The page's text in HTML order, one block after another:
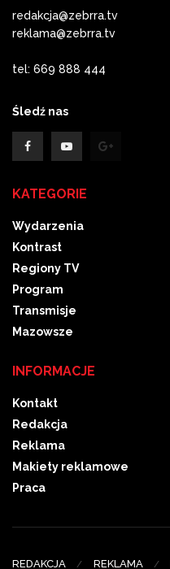
redakcja@zebrra.tv
reklama@zebrra.tv
tel: 669 888 444
Śledź nas
KATEGORIE
Wydarzenia
Kontrast
Regiony TV
Program
Transmisje
Mazowsze
INFORMACJE
Kontakt
Redakcja
Reklama
Makiety reklamowe
Praca
REDAKCJA REKLAMA